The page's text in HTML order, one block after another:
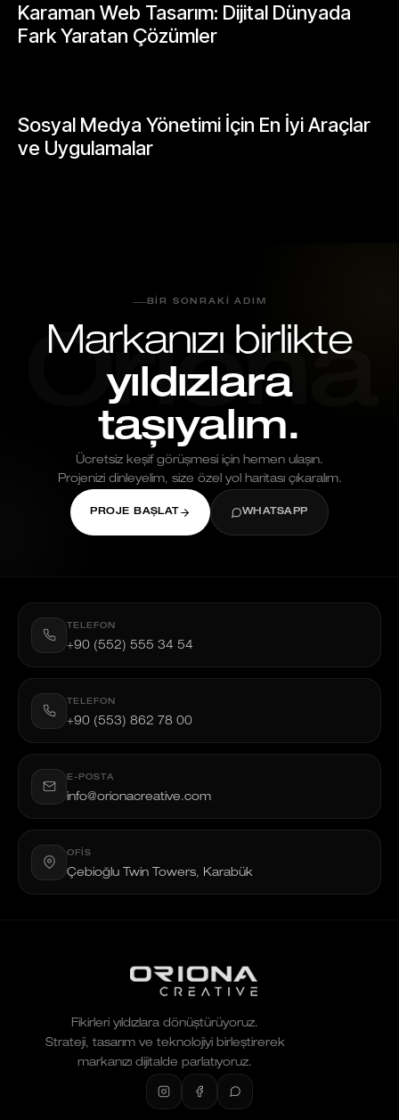
Karaman Web Tasarım: Dijital Dünyada
Fark Yaratan Çözümler
Sosyal Medya Yönetimi İçin En İyi Araçlar
ve Uygulamalar
Oriona
BIR SONRAKI ADIM
Markanızı birlikte
yıldızlara
taşıyalım.
Ücretsiz keşif görüşmesi için hemen ulaşın.
Projenizi dinleyelim, size özel yol haritası çıkaralım.
PROJE BAŞLAT WHATSAPP
TELEFON
+90 (552) 555 34 54
TELEFON
+90 (553) 862 78 00
E-POSTA
info@orionacreative.com
OFIS
Çebioğlu Twin Towers, Karabük
Fikirleri yıldızlara dönüştürüyoruz.
Strateji, tasarım ve teknolojiyi birleştirerek
markanızı dijitalde parlatıyoruz.